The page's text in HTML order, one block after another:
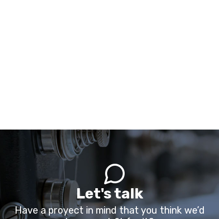
Let's talk
Have a proyect in mind that you think we’d